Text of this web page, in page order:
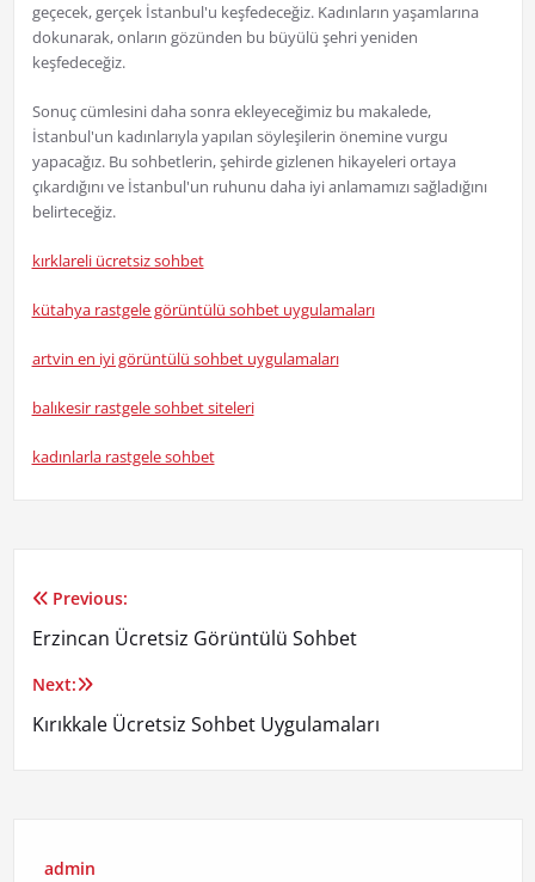
geçecek, gerçek İstanbul'u keşfedeceğiz. Kadınların yaşamlarına
dokunarak, onların gözünden bu büyülü şehri yeniden
keşfedeceğiz.
Sonuç cümlesini daha sonra ekleyeceğimiz bu makalede,
İstanbul'un kadınlarıyla yapılan söyleşilerin önemine vurgu
yapacağız. Bu sohbetlerin, şehirde gizlenen hikayeleri ortaya
çıkardığını ve İstanbul'un ruhunu daha iyi anlamamızı sağladığını
belirteceğiz.
kırklareli ücretsiz sohbet
kütahya rastgele görüntülü sohbet uygulamaları
artvin en iyi görüntülü sohbet uygulamaları
balıkesir rastgele sohbet siteleri
kadınlarla rastgele sohbet
Yazı
gezinmesi
Previous:
Erzincan Ücretsiz Görüntülü Sohbet
Next:
Kırıkkale Ücretsiz Sohbet Uygulamaları
admin